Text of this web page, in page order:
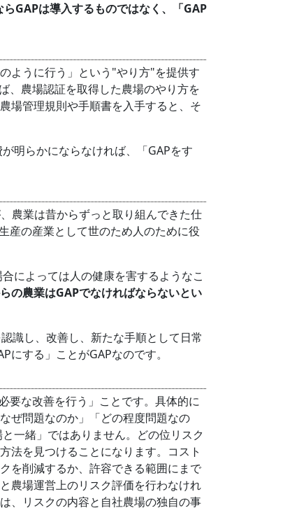
GAPは導入するものではなく、「GAP
ように行う」という"やり方"を提供す
、農場認証を取得した農場のやり方を
場管理規則や手順書を入手すると、そ
明らかにならなければ、「GAPをす
農業は昔からずっと取り組んできた仕
産の産業として世のため人のために役
によっては人の健康を害するようなこ
の農業はGAPでなければならないとい
識し、改善し、新たな手順として日常
する」ことがGAPなのです。
要な改善を行う」ことです。具体的に
ぜ問題なのか」「どの程度問題なの
一緒」ではありません。どの位リスク
法を見つけることになります。コスト
を削減するか、許容できる範囲にまで
農場運営上のリスク評価を行わなけれ
、リスクの内容と自社農場の独自の事